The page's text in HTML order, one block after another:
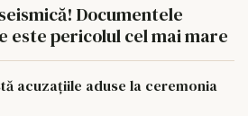
Documentele
este pericolul cel mai mare
acuzațiile aduse la ceremonia